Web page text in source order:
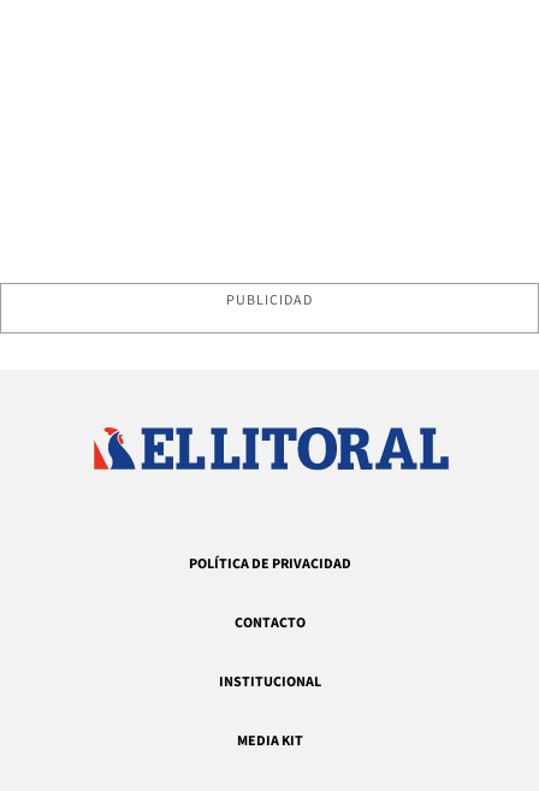
PUBLICIDAD
POLÍTICA DE PRIVACIDAD
CONTACTO
INSTITUCIONAL
MEDIA KIT